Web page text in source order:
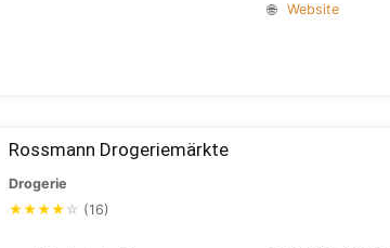
🌐
Website
Rossmann Drogeriemärkte
Drogerie
★★★★ ☆ (16)